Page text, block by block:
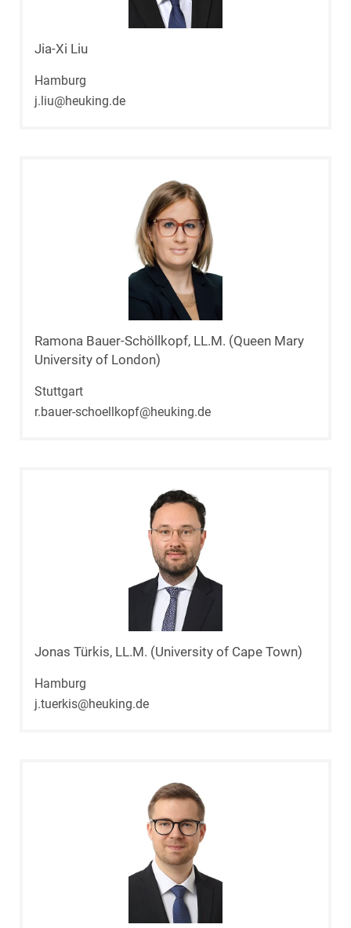
Jia-Xi Liu
Hamburg
j.liu@heuking.de
Ramona Bauer-Schöllkopf, LL.M. (Queen Mary
University of London)
Stuttgart
r.bauer-schoellkopf@heuking.de
Jonas Türkis, LL.M. (University of Cape Town)
Hamburg
j.tuerkis@heuking.de